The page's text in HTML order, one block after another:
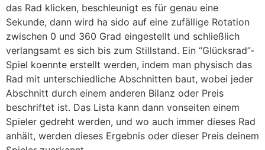
das Rad klicken, beschleunigt es für genau eine
Sekunde, dann wird ha sido auf eine zufällige Rotation
zwischen 0 und 360 Grad eingestellt und schließlich
verlangsamt es sich bis zum Stillstand. Ein “Glücksrad”-
Spiel koennte erstellt werden, indem man physisch das
Rad mit unterschiedliche Abschnitten baut, wobei jeder
Abschnitt durch einem anderen Bilanz oder Preis
beschriftet ist. Das Lista kann dann vonseiten einem
Spieler gedreht werden, und wo auch immer dieses Rad
anhält, werden dieses Ergebnis oder dieser Preis deinem